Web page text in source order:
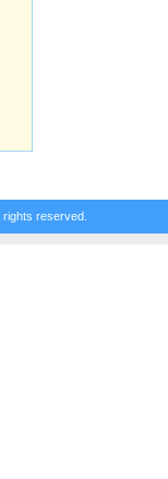
reserved.